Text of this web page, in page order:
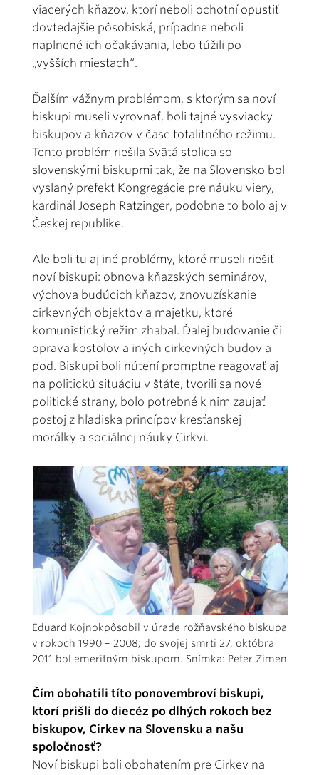
viacerých kňazov, ktorí neboli ochotní opustiť
dovtedajšie pôsobiská, prípadne neboli
naplnené ich očakávania, lebo túžili po
„vyšších miestach“.
Ďalším vážnym problémom, s ktorým sa noví
biskupi museli vyrovnať, boli tajné vysviacky
biskupov a kňazov v čase totalitného režimu.
Tento problém riešila Svätá stolica so
slovenskými biskupmi tak, že na Slovensko bol
vyslaný prefekt Kongregácie pre náuku viery,
kardinál Joseph Ratzinger, podobne to bolo aj v
Českej republike.
Ale boli tu aj iné problémy, ktoré museli riešiť
noví biskupi: obnova kňazských seminárov,
výchova budúcich kňazov, znovuzískanie
cirkevných objektov a majetku, ktoré
komunistický režim zhabal. Ďalej budovanie či
oprava kostolov a iných cirkevných budov a
pod. Biskupi boli nútení promptne reagovať aj
na politickú situáciu v štáte, tvorili sa nové
politické strany, bolo potrebné k nim zaujať
postoj z hľadiska princípov kresťanskej
morálky a sociálnej náuky Cirkvi.
Eduard Kojnokpôsobil v úrade rožňavského biskupa
v rokoch 1990 – 2008; do svojej smrti 27. októbra
2011 bol emeritným biskupom. Snímka: Peter Zimen
Čím obohatili títo ponovembroví biskupi,
ktorí prišli do diecéz po dlhých rokoch bez
biskupov, Cirkev na Slovensku a našu
spoločnosť?
Noví biskupi boli obohatením pre Cirkev na